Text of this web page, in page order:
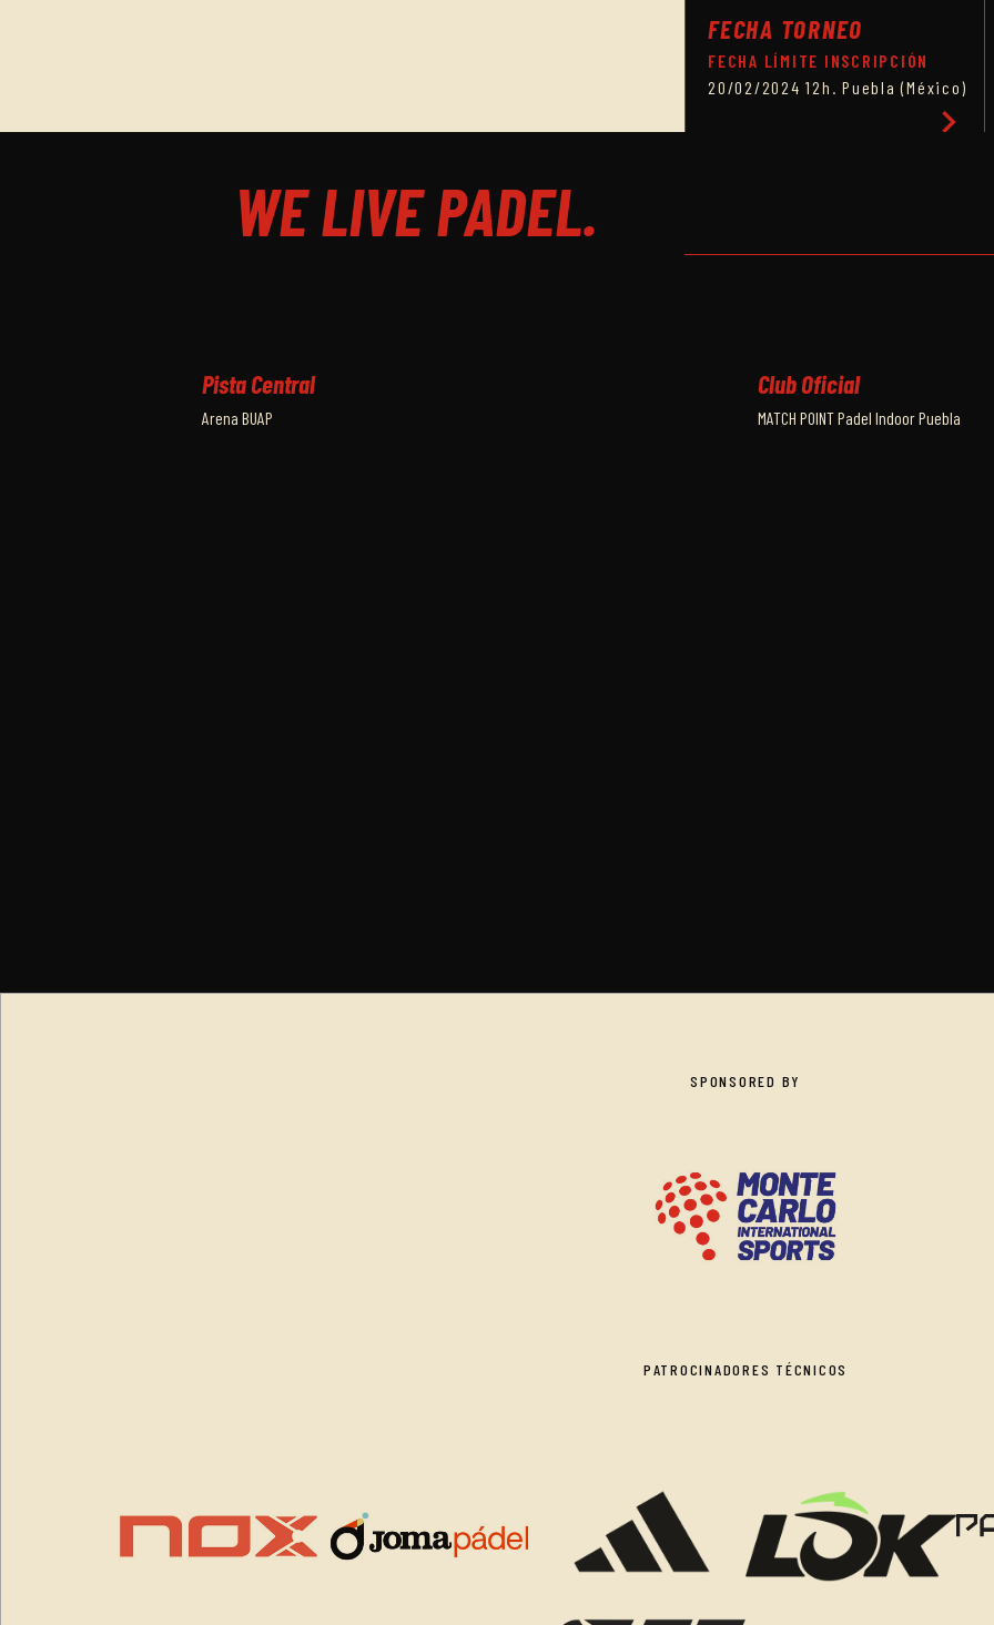
FECHA TORNEO
FECHA LÍMITE INSCRIPCIÓN
20/02/2024 12h. Puebla (México)
chevron_right
WE LIVE PADEL.
Pista Central
Arena BUAP
Club Oficial
MATCH POINT Padel Indoor Puebla
SPONSORED BY
PATROCINADORES TÉCNICOS